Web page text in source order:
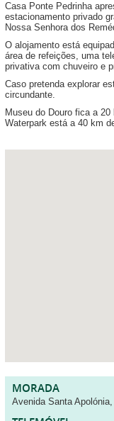
Casa Ponte Pedrinha
estacionamento privado
Nossa Senhora dos
O alojamento está
área de refeições, uma
privativa com chuveiro e
Caso pretenda explorar
circundante.
Museu do Douro fica a
Waterpark está a 40 km
Avenida Santa